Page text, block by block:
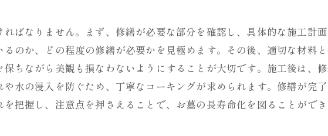
ばなりません。まず、修繕が必要な部分を確認し、具体的な施工計
のか、どの程度の修繕が必要かを見極めます。その後、適切な材料
ちながら美観も損なわないようにすることが大切です。施工後は、
や水の浸入を防ぐため、丁寧なコーキングが求められます。修繕が完
把握し、注意点を押さえることで、お墓の長寿命化を図ることができ